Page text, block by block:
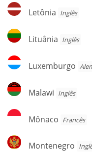
Letônia
Letônia Inglês
Lituânia
Lituânia Inglês
Luxemburgo
Luxemburgo
Malawi
Malawi Inglês
Mônaco
Mônaco Francês
Montenegro
Montenegro